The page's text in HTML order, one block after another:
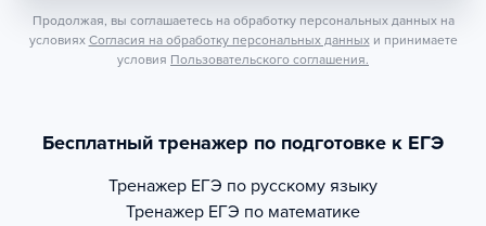
Продолжая, вы соглашаетесь на обработку персональных данных на
условиях Согласия на обработку персональных данных и принимаете
условия Пользовательского соглашения.
Бесплатный тренажер по подготовке к ЕГЭ
Тренажер ЕГЭ по русскому языку
Тренажер ЕГЭ по математике